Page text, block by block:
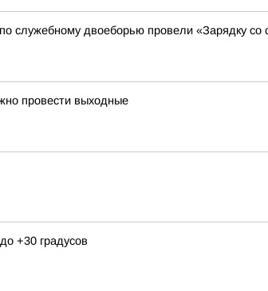
служебному двоеборью провели «Зарядку со
провести выходные
+30 градусов